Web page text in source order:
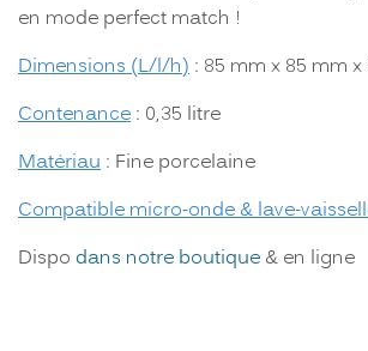
en mode perfect match !
Dimensions (L/l/h) : 85 mm x 85 mm
Contenance : 0,35 litre
Matériau : Fine porcelaine
Compatible micro-onde & lave-
Dispo dans notre boutique & en ligne